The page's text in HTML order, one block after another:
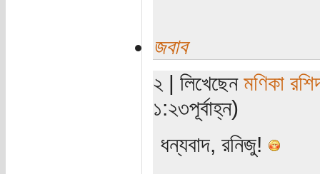
জবাব
২ | লিখেছেন মণিকা
১:২৩পূর্বাহ্ন)
ধন্যবাদ, রনিজু!